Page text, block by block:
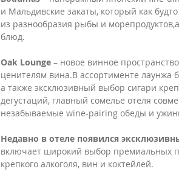
и Мальдивские закаты, который как
из разнообразия рыбы и
блюд.
Oak Lounge – новое винное
ценителям вина.В ассортименте лаунжа
а также эксклюзивный выбор сигари
дегустаций, главный сомелье отеля
незабываемые wine-pairing обеды и
Недавно в отеле появился
включает широкий выбор премиальных
крепкого алкоголя, вин и коктейлей.